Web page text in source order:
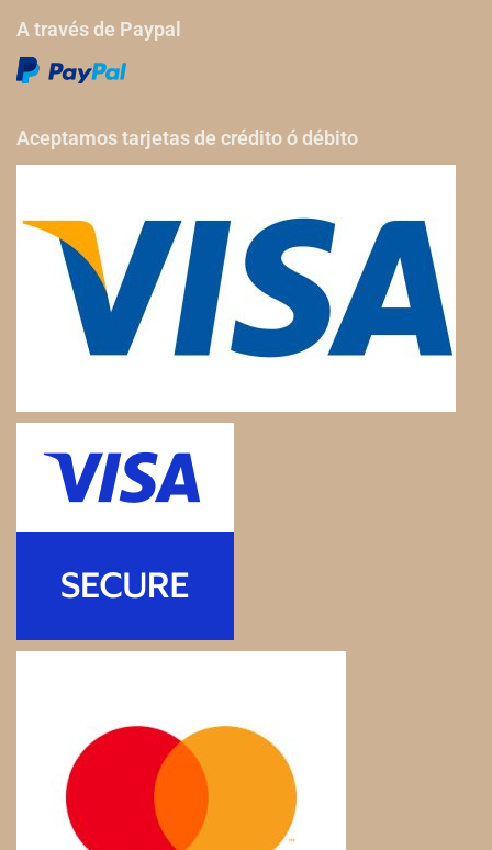
A través de Paypal
Aceptamos tarjetas de crédito ó débito